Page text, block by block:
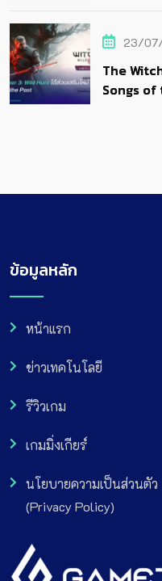
23/
The
Songs of
ข้อมูลหลัก
หน้าแรก
ข่าวเทคโนโลยี
รีวิวเกม
เกมมิ่งเกียร์
นโยบายความเป็นส่วนตัว
(Privacy Policy)